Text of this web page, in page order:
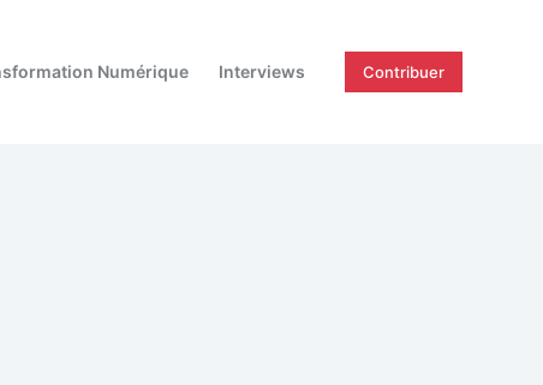
Numérique Interviews Contribuer